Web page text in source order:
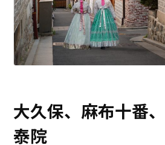
大久保、麻布十番
泰院